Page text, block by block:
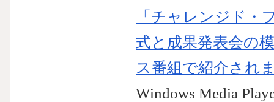
「チャレンジド・
式と成果発表会の
ス番組で紹介され
Windows Media